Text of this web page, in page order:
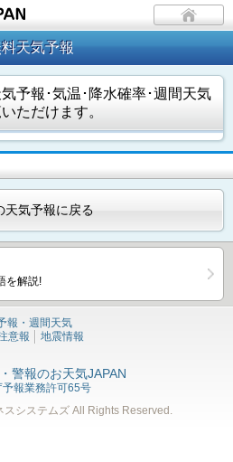
天気予報
予報･気温･降水確率･週間天気
ただけます。
天気予報に戻る
を解説!
報・週間天気
意報 地震情報
警報のお天気JAPAN
予報業務許可65号
スシステムズ All Rights Reserved.